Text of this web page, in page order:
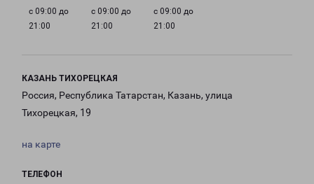
с 09:00 до
21:00
с 09:00 до
21:00
с 09:00 до
21:00
КАЗАНЬ ТИХОРЕЦКАЯ
Россия, Республика Татарстан, Казань, улица
Тихорецкая, 19
на карте
ТЕЛЕФОН